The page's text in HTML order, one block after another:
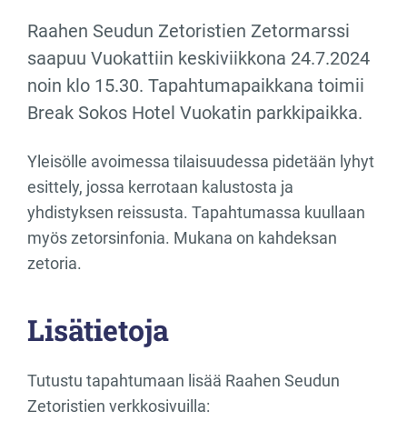
Raahen Seudun Zetoristien Zetormarssi
saapuu Vuokattiin keskiviikkona 24.7.2024
noin klo 15.30. Tapahtumapaikkana toimii
Break Sokos Hotel Vuokatin parkkipaikka.
Yleisölle avoimessa tilaisuudessa pidetään lyhyt
esittely, jossa kerrotaan kalustosta ja
yhdistyksen reissusta. Tapahtumassa kuullaan
myös zetorsinfonia. Mukana on kahdeksan
zetoria.
Lisätietoja
Tutustu tapahtumaan lisää Raahen Seudun
Zetoristien verkkosivuilla: